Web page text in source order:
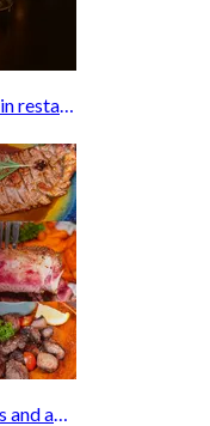
Taste world-class excellence at Michelin restaurants and unlock exclusive discounts when you book through Hungry Hub. A special privilege dedicated to the Prudential family.